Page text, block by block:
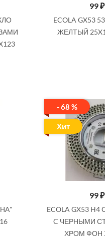
99₽
ECOLA GX53
ЖЕЛТЫЙ
- 68 %
Хит
99₽
ECOLA GX53
C ЧЕРНЫМИ
ХРОМ ФОН